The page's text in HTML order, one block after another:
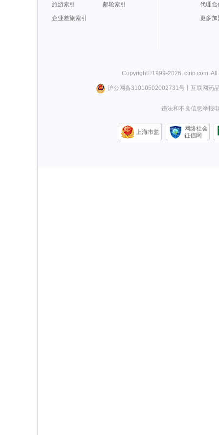
旅游索引
邮轮索引
企业差旅索引
代理合
更多加
Copyright©1999-2026 ctrip.com .
沪公网备31010502002731号丨 互联网药
违法和不良信息举报
上海市监
网络社会
征信网